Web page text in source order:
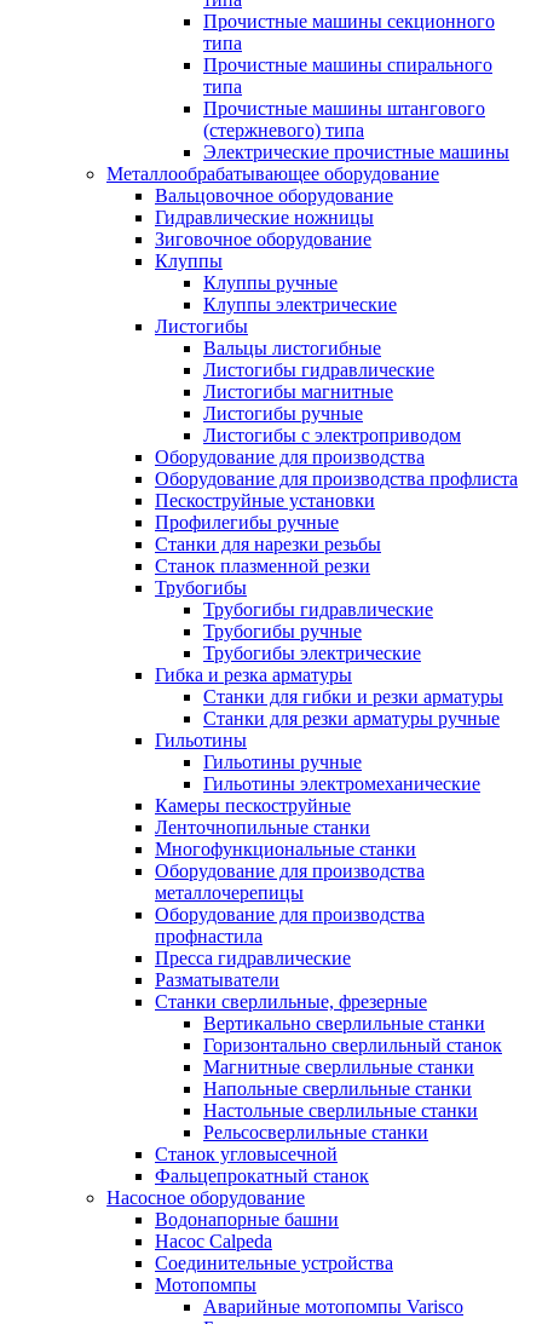
Прочистные машины секционного
типа
Прочистные машины спирального
типа
Прочистные машины штангового
(стержневого) типа
Электрические прочистные машины
Металлообрабатывающее оборудование
Вальцовочное оборудование
Гидравлические ножницы
Зиговочное оборудование
Клуппы
Клуппы ручные
Клуппы электрические
Листогибы
Вальцы листогибные
Листогибы гидравлические
Листогибы магнитные
Листогибы ручные
Листогибы с электроприводом
Оборудование для производства
Оборудование для производства профлиста
Пескоструйные установки
Профилегибы ручные
Станки для нарезки резьбы
Станок плазменной резки
Трубогибы
Трубогибы гидравлические
Трубогибы ручные
Трубогибы электрические
Гибка и резка арматуры
Станки для гибки и резки арматуры
Станки для резки арматуры ручные
Гильотины
Гильотины ручные
Гильотины электромеханические
Камеры пескоструйные
Ленточнопильные станки
Многофункциональные станки
Оборудование для производства
металлочерепицы
Оборудование для производства
профнастила
Пресса гидравлические
Разматыватели
Станки сверлильные, фрезерные
Вертикально сверлильные станки
Горизонтально сверлильный станок
Магнитные сверлильные станки
Напольные сверлильные станки
Настольные сверлильные станки
Рельсосверлильные станки
Станок угловысечной
Фальцепрокатный станок
Насосное оборудование
Водонапорные башни
Насос Calpeda
Соединительные устройства
Мотопомпы
Аварийные мотопомпы Varisco